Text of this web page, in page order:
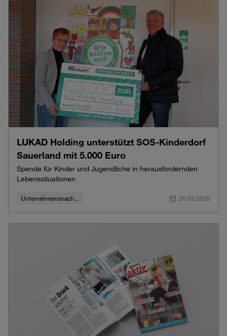
LUKAD Holding unterstützt SOS‑Kinderdorf
Sauerland mit 5.000 Euro
Spende für Kinder und Jugendliche in herausfordernden
Lebenssituationen
Unternehmensnach... 26.03.2026